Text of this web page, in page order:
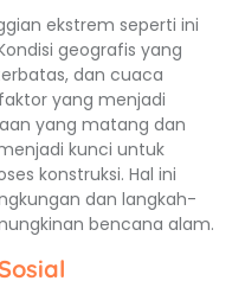
ekstrem seperti ini
geografis yang
dan cuaca
yang menjadi
yang matang dan
kunci untuk
konstruksi. Hal ini
dan langkah-
bencana alam.